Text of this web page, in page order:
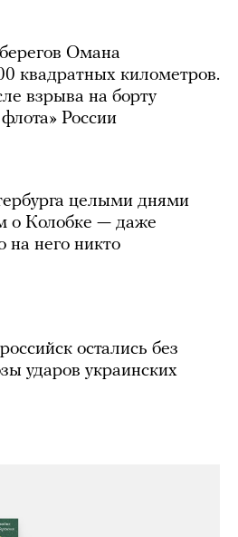
Омана
квадратных километров.
взрыва на борту
России
целыми днями
о Колобке — даже
на него никто
остались без
ударов украинских